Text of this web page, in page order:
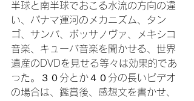
半球と南半球でおこる水流の方向の違
い、パナマ運河のメカニズム、タン
ゴ、サンバ、ボッサノヴァ、メキシコ
音楽、キューバ音楽を聞かせる、世界
遺産のDVDを見せる等々は効果的であ
った。３０分とか４０分の長いビデオ
の場合は、鑑賞後、感想文を書かせ、